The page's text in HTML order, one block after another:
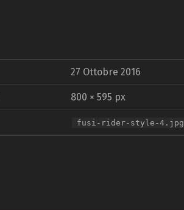
27 Ottobre 2016
800 × 595 px
fusi-rider-style-4.jpg